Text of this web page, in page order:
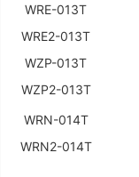
WRE-013T
WRE2-013T
WZP-013T
WZP2-013T
WRN-014T
WRN2-014T